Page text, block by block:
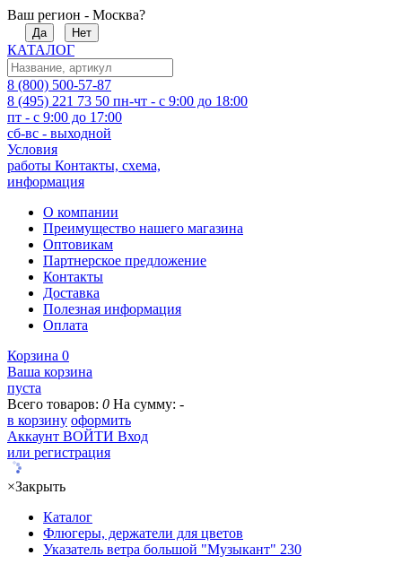
Ваш регион - Москва?
Да Нет
КАТАЛОГ
8 (800) 500-57-87
8 (495) 221 73 50 пн-чт - с 9:00 до 18:00
пт - с 9:00 до 17:00
сб-вс - выходной
Условия
работы Контакты, схема,
информация
О компании
Преимущество нашего магазина
Оптовикам
Партнерское предложение
Контакты
Доставка
Полезная информация
Оплата
Корзина 0
Ваша корзина
пуста
Всего товаров: 0 На сумму: -
в корзину оформить
Аккаунт ВОЙТИ Вход
или регистрация
×Закрыть
Каталог
Флюгеры, держатели для цветов
Указатель ветра большой "Музыкант" 230